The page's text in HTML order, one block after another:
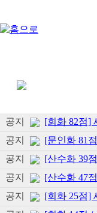
공지
[회화 82점]
공지
[문인화 81
공지
[산수화 39
공지
[산수화 47
공지
[회화 25점]